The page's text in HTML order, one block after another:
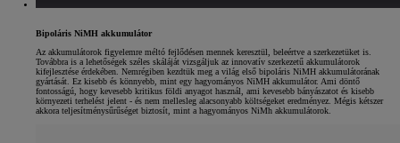
Bipoláris NiMH akkumulátor
Az akkumulátorok figyelemre méltó fejlődésen mennek keresztül, beleértve a szerkezetüket is.
Továbbra is a lehetőségek széles skáláját vizsgáljuk az innovatív szerkezetű akkumulátorok
kifejlesztése érdekében. Nemrégiben kezdtük meg a világ első bipoláris NiMH akkumulátorának
gyártását. Ez kisebb és könnyebb, mint egy hagyományos NiMH akkumulátor. Ami döntő
fontosságú, hogy kevesebb kritikus földi anyagot használ, ami kevesebb bányászatot és kisebb
környezeti terhelést jelent - és nem mellesleg alacsonyabb költségeket eredményez. Mégis kétszer
akkora teljesítménysűrűséget biztosít, mint a hagyományos NiMh akkumulátorok.